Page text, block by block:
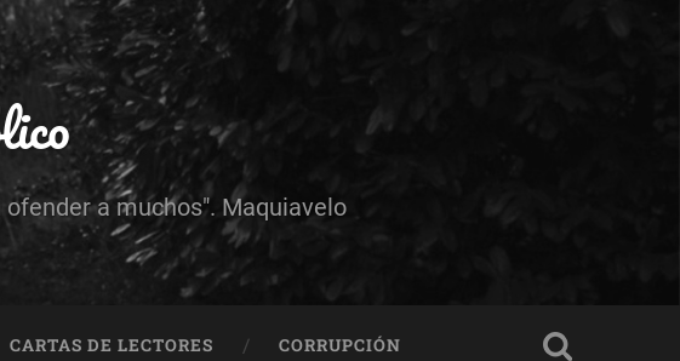
a muchos". Maquiavelo
CARTAS DE LECTORES CORRUPCIÓN